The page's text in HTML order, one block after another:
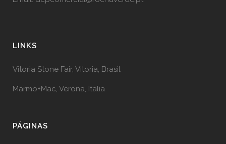
LINKS
Vitoria Stone Fair, Vitoria, Brasil
Marmo+Mac, Verona, Italia
PÁGINAS